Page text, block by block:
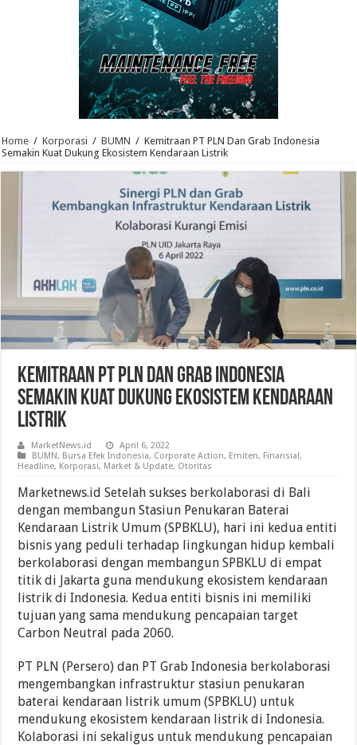
Home / Korporasi / BUMN / Kemitraan PT PLN Dan Grab Indonesia
Semakin Kuat Dukung Ekosistem Kendaraan Listrik
Kemitraan PT PLN Dan Grab Indonesia
Semakin Kuat Dukung Ekosistem Kendaraan
Listrik
MarketNews.id
April 6, 2022
BUMN, Bursa Efek Indonesia, Corporate Action, Emiten, Finansial,
Headline, Korporasi, Market & Update, Otoritas
Marketnews.id Setelah sukses berkolaborasi di Bali
dengan membangun Stasiun Penukaran Baterai
Kendaraan Listrik Umum (SPBKLU), hari ini kedua entiti
bisnis yang peduli terhadap lingkungan hidup kembali
berkolaborasi dengan membangun SPBKLU di empat
titik di Jakarta guna mendukung ekosistem kendaraan
listrik di Indonesia. Kedua entiti bisnis ini memiliki
tujuan yang sama mendukung pencapaian target
Carbon Neutral pada 2060.
PT PLN (Persero) dan PT Grab Indonesia berkolaborasi
mengembangkan infrastruktur stasiun penukaran
baterai kendaraan listrik umum (SPBKLU) untuk
mendukung ekosistem kendaraan listrik di Indonesia.
Kolaborasi ini sekaligus untuk mendukung pencapaian